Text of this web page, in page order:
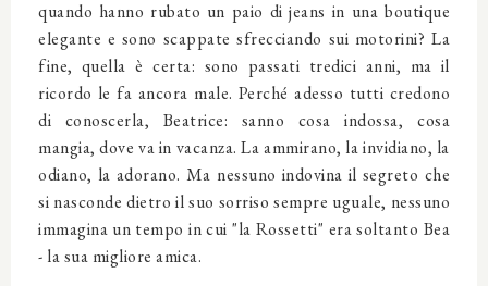
quando hanno rubato un paio di jeans in una boutique
elegante e sono scappate sfrecciando sui motorini? La
fine, quella è certa: sono passati tredici anni, ma il
ricordo le fa ancora male. Perché adesso tutti credono
di conoscerla, Beatrice: sanno cosa indossa, cosa
mangia, dove va in vacanza. La ammirano, la invidiano, la
odiano, la adorano. Ma nessuno indovina il segreto che
si nasconde dietro il suo sorriso sempre uguale, nessuno
immagina un tempo in cui "la Rossetti" era soltanto Bea
- la sua migliore amica.